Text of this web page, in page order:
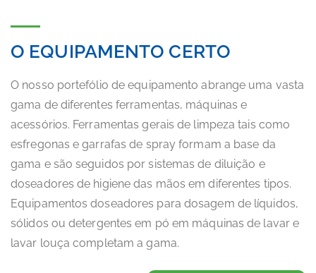
O EQUIPAMENTO CERTO
O nosso portefólio de equipamento abrange uma vasta
gama de diferentes ferramentas, máquinas e
acessórios. Ferramentas gerais de limpeza tais como
esfregonas e garrafas de spray formam a base da
gama e são seguidos por sistemas de diluição e
doseadores de higiene das mãos em diferentes tipos.
Equipamentos doseadores para dosagem de líquidos,
sólidos ou detergentes em pó em máquinas de lavar e
lavar louça completam a gama.